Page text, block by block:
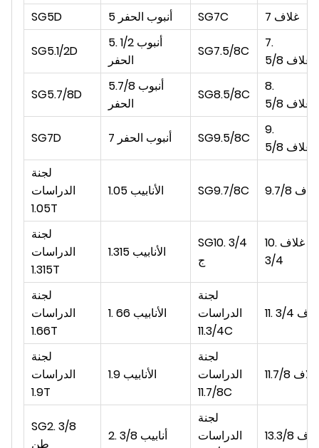
SG5D 5 أنبوب الحفر SG7C 7 غلاف
SG5.1/2D
5. 1/2 أنبوب
الحفر
SG7.5/8C
7.
5/8 غلاف
SG5.7/8D
5.7/8 أنبوب
الحفر
SG8.5/8C
8.
5/8 غلاف
SG7D 7 أنبوب الحفر SG9.5/8C
9.
5/8 غلاف
لجنة
الدراسات
1.05T
1.05 الأنابيب SG9.7/8C 9.7/8 غلاف
لجنة
الدراسات
1.315T
1.315 الأنابيب
SG10. 3/4
ج
10. غلاف
3/4
لجنة
الدراسات
1.66T
1. 66 الأنابيب
لجنة
الدراسات
11.3/4C
11. 3/4
لجنة
الدراسات
1.9T
1.9 الأنابيب
لجنة
الدراسات
11.7/8C
11.7/8 غلاف
SG2. 3/8
طن
2. 3/8 أنابيب
لجنة
الدراسات
13.3/8